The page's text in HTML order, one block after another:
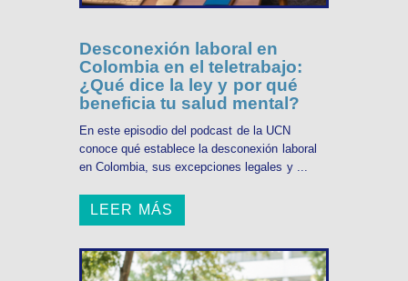
Desconexión laboral en
Colombia en el teletrabajo:
¿Qué dice la ley y por qué
beneficia tu salud mental?
En este episodio del podcast de la UCN
conoce qué establece la desconexión laboral
en Colombia, sus excepciones legales y ...
LEER MÁS